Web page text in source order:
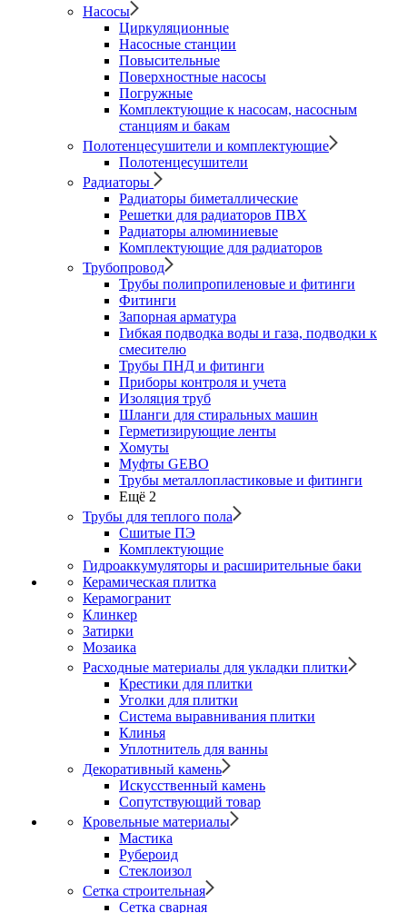
Насосы
Циркуляционные
Насосные станции
Повысительные
Поверхностные насосы
Погружные
Комплектующие к насосам, насосным
станциям и бакам
Полотенцесушители и комплектующие
Полотенцесушители
Радиаторы
Радиаторы биметаллические
Решетки для радиаторов ПВХ
Радиаторы алюминиевые
Комплектующие для радиаторов
Трубопровод
Трубы полипропиленовые и фитинги
Фитинги
Запорная арматура
Гибкая подводка воды и газа, подводки к
смесителю
Трубы ПНД и фитинги
Приборы контроля и учета
Изоляция труб
Шланги для стиральных машин
Герметизирующие ленты
Хомуты
Муфты GEBO
Трубы металлопластиковые и фитинги
Ещё 2
Трубы для теплого пола
Сшитые ПЭ
Комплектующие
Гидроаккумуляторы и расширительные баки
Керамическая плитка
Керамогранит
Клинкер
Затирки
Мозаика
Расходные материалы для укладки плитки
Крестики для плитки
Уголки для плитки
Система выравнивания плитки
Клинья
Уплотнитель для ванны
Декоративный камень
Искусственный камень
Сопутствующий товар
Кровельные материалы
Мастика
Рубероид
Стеклоизол
Сетка строительная
Сетка сварная